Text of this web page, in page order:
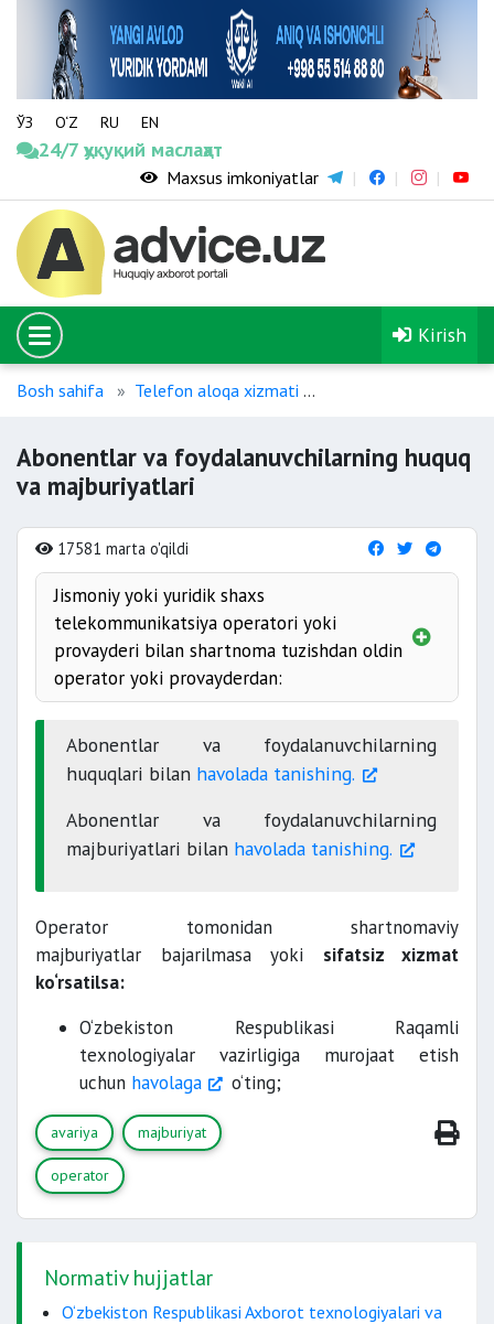
ЎЗ O‘Z RU EN
24/7 ҳуқуқий маслаҳат
Maxsus imkoniyatlar
Kirish
Bosh sahifa Telefon aloqa xizmati
Abonentlar va foydalanuvchilarning huquq
va majburiyatlari
17581 marta o'qildi
Jismoniy yoki yuridik shaxs
telekommunikatsiya operatori yoki
provayderi bilan shartnoma tuzishdan oldin
operator yoki provayderdan:
foydalana olishni
telekommunikatsiya xizmatlarini
himoyalanganligini
ta’minlashning
Abonentlar va foydalanuvchilarning
huquqlari bilan havolada tanishing.
Abonentlar va foydalanuvchilarning
majburiyatlari bilan havolada tanishing.
Operator tomonidan shartnomaviy
majburiyatlar bajarilmasa yoki sifatsiz xizmat
ko‘rsatilsa:
O‘zbekiston Respublikasi Raqamli
texnologiyalar vazirligiga murojaat etish
uchun havolaga o‘ting;
avariya majburiyat
operator
Normativ hujjatlar
O‘zbekiston Respublikasi Axborot texnologiyalari va